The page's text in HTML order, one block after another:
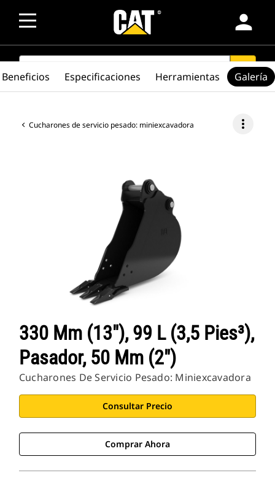
person
SEARCH search
Cucharones de servicio pesado: miniexcavadora more_vert
330 Mm (13"), 99 L (3,5 Pies³),
Pasador, 50 Mm (2")
Cucharones De Servicio Pesado: Miniexcavadora
Consultar Precio
Comprar Ahora
Beneficios Especificaciones Herramientas Galería